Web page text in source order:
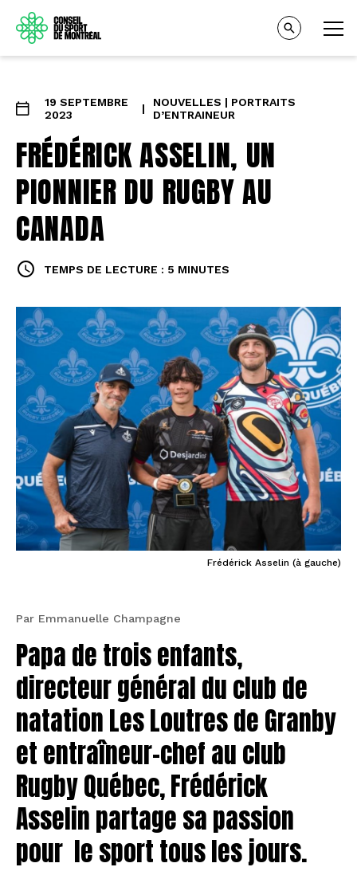
19 SEPTEMBRE
2023
|
NOUVELLES | PORTRAITS
D’ENTRAINEUR
FRÉDÉRICK ASSELIN, UN
PIONNIER DU RUGBY AU
CANADA
TEMPS DE LECTURE : 5 MINUTES
Frédérick Asselin (à gauche)
Par Emmanuelle Champagne
Papa de trois enfants,
directeur général du club de
natation Les Loutres de Granby
et entraîneur-chef au club
Rugby Québec, Frédérick
Asselin partage sa passion
pour le sport tous les jours.